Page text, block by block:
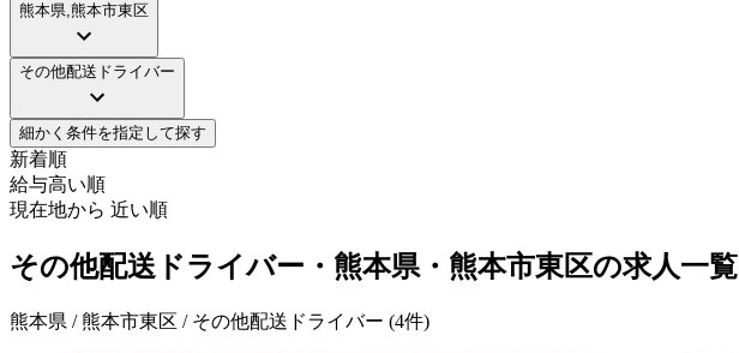
熊本県,熊本市東区
その他配送ドライバー
細かく条件を指定して探す
新着順
給与高い順
現在地から 近い順
その他配送ドライバー・熊本県・熊本市東区の求人一覧
熊本県 / 熊本市東区 / その他配送ドライバー (4件)